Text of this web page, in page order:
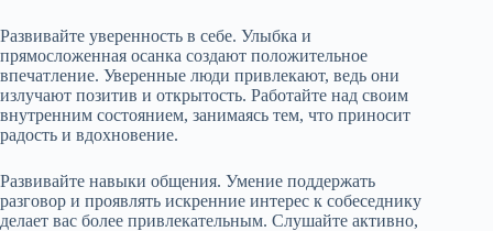
Развивайте уверенность в себе. Улыбка и
прямосложенная осанка создают положительное
впечатление. Уверенные люди привлекают, ведь они
излучают позитив и открытость. Работайте над своим
внутренним состоянием, занимаясь тем, что приносит
радость и вдохновение.
Развивайте навыки общения. Умение поддержать
разговор и проявлять искренние интерес к собеседнику
делает вас более привлекательным. Слушайте активно,